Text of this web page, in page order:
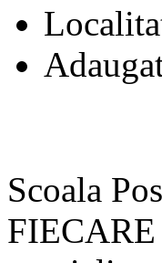
Scoala
FIECARE